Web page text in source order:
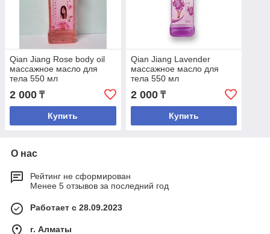
Qian Jiang Rose body oil
массажное масло для
тела 550 мл
2 000 ₸
Купить
Qian Jiang Lavender
массажное масло для
тела 550 мл
2 000₸
Купить
О нас
Рейтинг не сформирован
Менее 5 отзывов за последний год
Работает с 28.09.2023
г. Алматы